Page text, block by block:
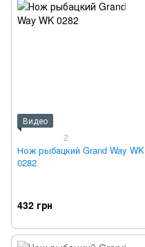
Видео
2
Нож рыбацкий Grand Way WK
0282
432 грн